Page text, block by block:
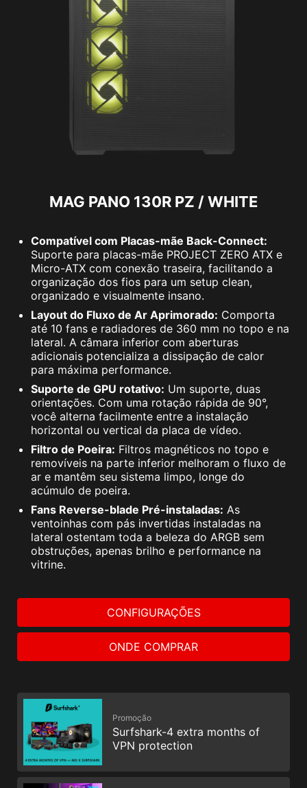
MAG PANO 130R PZ / WHITE
Compatível com Placas-mãe Back-Connect:
Suporte para placas-mãe PROJECT ZERO ATX e
Micro-ATX com conexão traseira, facilitando a
organização dos fios para um setup clean,
organizado e visualmente insano.
Layout do Fluxo de Ar Aprimorado: Comporta
até 10 fans e radiadores de 360 mm no topo e na
lateral. A câmara inferior com aberturas
adicionais potencializa a dissipação de calor
para máxima performance.
Suporte de GPU rotativo: Um suporte, duas
orientações. Com uma rotação rápida de 90°,
você alterna facilmente entre a instalação
horizontal ou vertical da placa de vídeo.
Filtro de Poeira: Filtros magnéticos no topo e
removíveis na parte inferior melhoram o fluxo de
ar e mantêm seu sistema limpo, longe do
acúmulo de poeira.
Fans Reverse-blade Pré-instaladas: As
ventoinhas com pás invertidas instaladas na
lateral ostentam toda a beleza do ARGB sem
obstruções, apenas brilho e performance na
vitrine.
CONFIGURAÇÕES
ONDE COMPRAR
Promoção
Surfshark-4 extra months of
VPN protection